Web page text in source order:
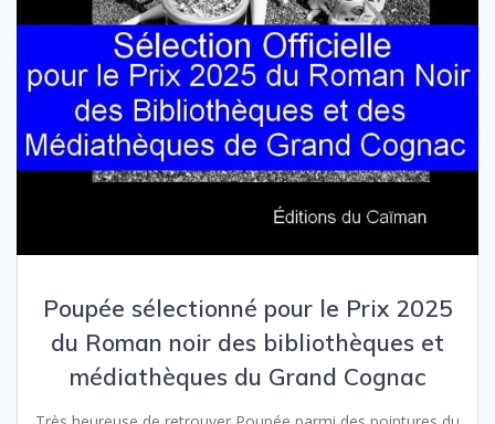
Poupée sélectionné pour le Prix 2025
du Roman noir des bibliothèques et
médiathèques du Grand Cognac